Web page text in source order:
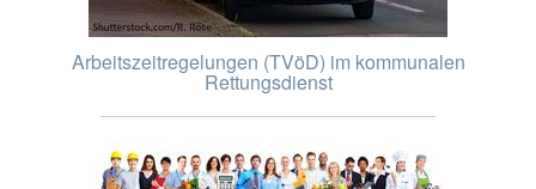
Arbeitszeitregelungen (TVöD) im kommunalen
Rettungsdienst